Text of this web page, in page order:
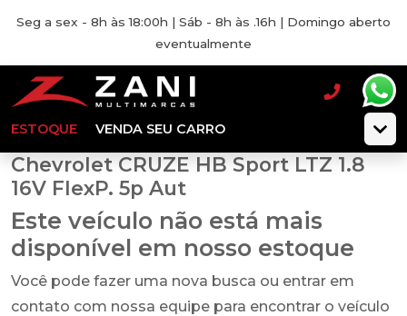
Seg a sex - 8h às 18:00h | Sáb - 8h às .16h | Domingo aberto
eventualmente
ESTOQUE VENDA SEU CARRO
Chevrolet CRUZE HB Sport LTZ 1.8
16V FlexP. 5p Aut
Este veículo não está mais
disponível em nosso estoque
Você pode fazer uma nova busca ou entrar em
contato com nossa equipe para encontrar o veículo